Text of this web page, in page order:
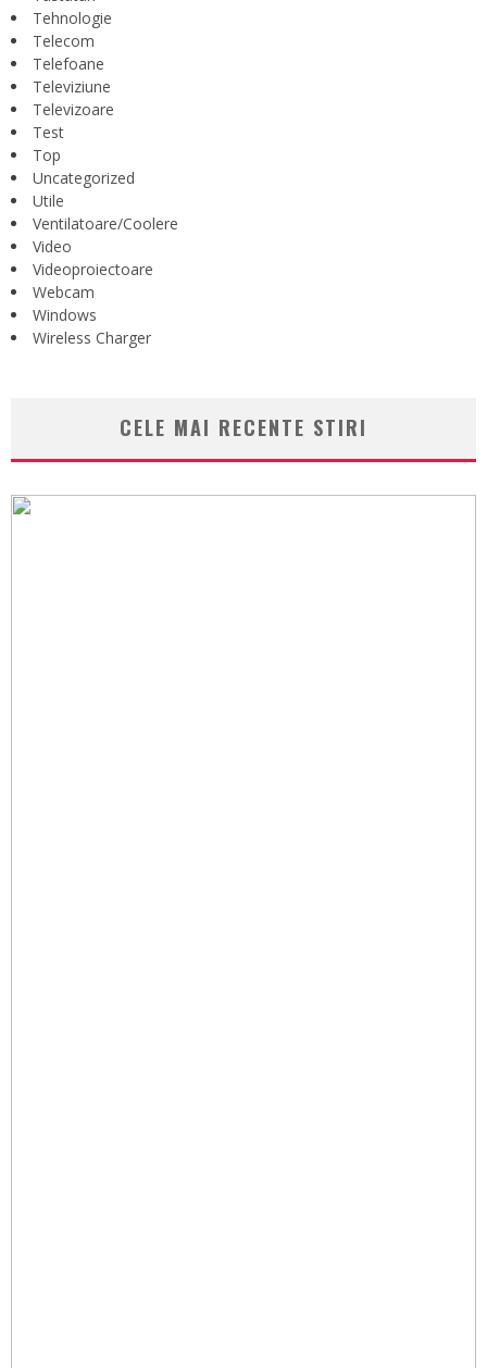
Tehnologie
Telecom
Telefoane
Televiziune
Televizoare
Test
Top
Uncategorized
Utile
Ventilatoare/Coolere
Video
Videoproiectoare
Webcam
Windows
Wireless Charger
CELE MAI RECENTE STIRI